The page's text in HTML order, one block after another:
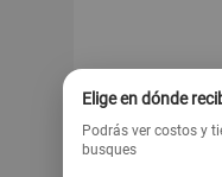
Elige en dónde
Podrás ver costos y
busques